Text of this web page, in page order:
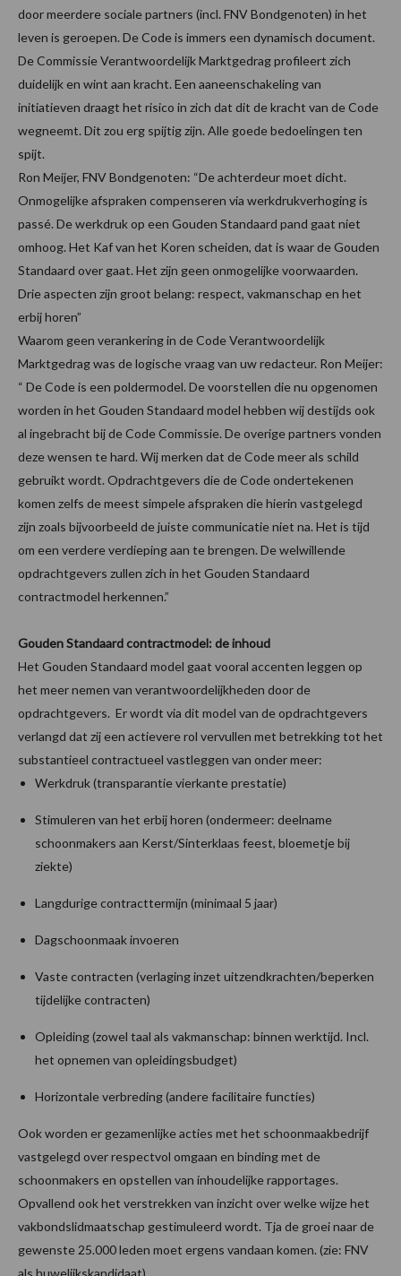
door meerdere sociale partners (incl. FNV Bondgenoten) in het
leven is geroepen. De Code is immers een dynamisch document.
De Commissie Verantwoordelijk Marktgedrag profileert zich
duidelijk en wint aan kracht. Een aaneenschakeling van
initiatieven draagt het risico in zich dat dit de kracht van de Code
wegneemt. Dit zou erg spijtig zijn. Alle goede bedoelingen ten
spijt.
Ron Meijer, FNV Bondgenoten: “De achterdeur moet dicht.
Onmogelijke afspraken compenseren via werkdrukverhoging is
passé. De werkdruk op een Gouden Standaard pand gaat niet
omhoog. Het Kaf van het Koren scheiden, dat is waar de Gouden
Standaard over gaat. Het zijn geen onmogelijke voorwaarden.
Drie aspecten zijn groot belang: respect, vakmanschap en het
erbij horen”
Waarom geen verankering in de Code Verantwoordelijk
Marktgedrag was de logische vraag van uw redacteur. Ron Meijer:
“ De Code is een poldermodel. De voorstellen die nu opgenomen
worden in het Gouden Standaard model hebben wij destijds ook
al ingebracht bij de Code Commissie. De overige partners vonden
deze wensen te hard. Wij merken dat de Code meer als schild
gebruikt wordt. Opdrachtgevers die de Code ondertekenen
komen zelfs de meest simpele afspraken die hierin vastgelegd
zijn zoals bijvoorbeeld de juiste communicatie niet na. Het is tijd
om een verdere verdieping aan te brengen. De welwillende
opdrachtgevers zullen zich in het Gouden Standaard
contractmodel herkennen.”
Gouden Standaard contractmodel: de inhoud
Het Gouden Standaard model gaat vooral accenten leggen op
het meer nemen van verantwoordelijkheden door de
opdrachtgevers. Er wordt via dit model van de opdrachtgevers
verlangd dat zij een actievere rol vervullen met betrekking tot het
substantieel contractueel vastleggen van onder meer:
Werkdruk (transparantie vierkante prestatie)
Stimuleren van het erbij horen (ondermeer: deelname
schoonmakers aan Kerst/Sinterklaas feest, bloemetje bij
ziekte)
Langdurige contracttermijn (minimaal 5 jaar)
Dagschoonmaak invoeren
Vaste contracten (verlaging inzet uitzendkrachten/beperken
tijdelijke contracten)
Opleiding (zowel taal als vakmanschap: binnen werktijd. Incl.
het opnemen van opleidingsbudget)
Horizontale verbreding (andere facilitaire functies)
Ook worden er gezamenlijke acties met het schoonmaakbedrijf
vastgelegd over respectvol omgaan en binding met de
schoonmakers en opstellen van inhoudelijke rapportages.
Opvallend ook het verstrekken van inzicht over welke wijze het
vakbondslidmaatschap gestimuleerd wordt. Tja de groei naar de
gewenste 25.000 leden moet ergens vandaan komen. (zie: FNV